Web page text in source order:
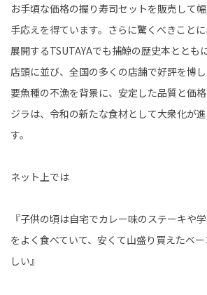
お手頃な価格の握り寿司セットを販売して
手応えを得ています。さらに驚くべきこと
展開するTSUTAYAでも捕鯨の歴史本ととも
店頭に並び、全国の多くの店舗で好評を博
要魚種の不漁を背景に、安定した品質と価
ジラは、令和の新たな食材として大衆化が
す。
ネット上では
『子供の頃は自宅でカレー味のステーキや
をよく食べていて、安くて山盛り買えたベ
しい』